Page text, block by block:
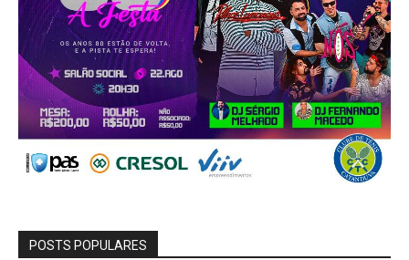
POSTS POPULARES